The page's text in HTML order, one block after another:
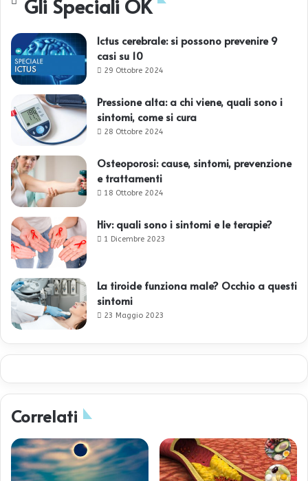
Gli Speciali OK
Ictus cerebrale: si possono prevenire 9
casi su 10
29 Ottobre 2024
Pressione alta: a chi viene, quali sono i
sintomi, come si cura
28 Ottobre 2024
Osteoporosi: cause, sintomi, prevenzione
e trattamenti
18 Ottobre 2024
Hiv: quali sono i sintomi e le terapie?
1 Dicembre 2023
La tiroide funziona male? Occhio a questi
sintomi
23 Maggio 2023
Correlati